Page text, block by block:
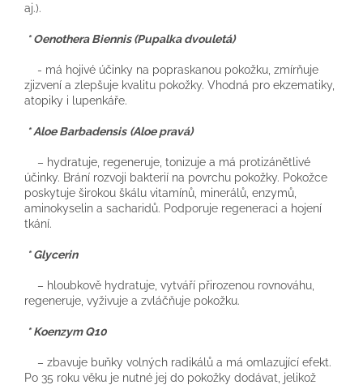
aj.).
* Oenothera Biennis (Pupalka dvouletá)
- má hojivé účinky na popraskanou pokožku, zmírňuje
zjizvení a zlepšuje kvalitu pokožky. Vhodná pro ekzematiky,
atopiky i lupenkáře.
* Aloe Barbadensis (Aloe pravá)
– hydratuje, regeneruje, tonizuje a má protizánětlivé
účinky. Brání rozvoji bakterií na povrchu pokožky. Pokožce
poskytuje širokou škálu vitamínů, minerálů, enzymů,
aminokyselin a sacharidů. Podporuje regeneraci a hojení
tkání.
* Glycerin
– hloubkově hydratuje, vytváří přirozenou rovnováhu,
regeneruje, vyživuje a zvláčňuje pokožku.
* Koenzym Q10
– zbavuje buňky volných radikálů a má omlazující efekt.
Po 35 roku věku je nutné jej do pokožky dodávat, jelikož